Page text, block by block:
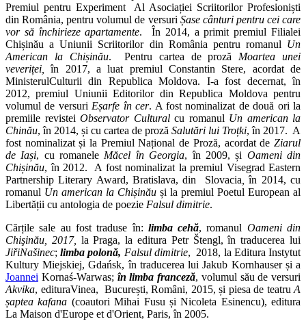
Premiul pentru Experiment Al Asociației Scriitorilor Profesioniști
din România, pentru volumul de versuri Șase cânturi pentru cei care
vor să închirieze apartamente. În 2014, a primit premiul Filialei
Chișinău a Uniunii Scriitorilor din România pentru romanul Un
American la Chișinău. Pentru cartea de proză Moartea unei
veveriței,în 2017, a luat premiul Constantin Stere, acordat de
MinisterulCulturii din Republica Moldova. I-a fost decernat, în
2012, premiul Uniunii Editorilor din Republica Moldova pentru
volumul de versuri Eșarfe în cer. A fost nominalizat de două ori la
premiile revistei Observator Culturalcu romanul Un american la
Chinău, în 2014, și cu cartea de proză Salutări lui Troțki, în 2017. A
fost nominalizat și la Premiul Național de Proză, acordat de Ziarul
de Iași, cu romanele Măcel în Georgia, în 2009, și Oameni din
Chișinău, în 2012. A fost nominalizat la premiul Visegrad Eastern
Partnership Literary Award, Bratislava, din Slovacia ,în 2014, cu
romanul Un american la Chișinău și la premiul Poetul European al
Libertății cu antologia de poezie Falsul dimitrie.
Cărțile sale au fost traduse în: limba cehă, romanul Oameni din
Chişinău, 2017, la Praga, la editura Petr Štengl, în traducerea lui
JiřiNašinec;limba polonă, Falsul dimitrie, 2018, la Editura Instytut
Kultury Miejskiej, Gdańsk, în traducerea lui Jakub Kornhauser și a
Joannei Kornaś-Warwas; în limba franceză, volumul său de versuri
Akvika, edituraVinea, București, Români, 2015, și piesa de teatru A
șaptea kafana (coautori Mihai Fusu și Nicoleta Esinencu), editura
La Maison d'Europe et d'Orient, Paris, în 2005.